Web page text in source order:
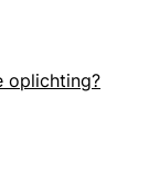
oplichting?